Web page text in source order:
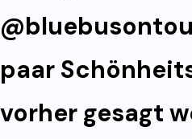
paar
vorher gesagt